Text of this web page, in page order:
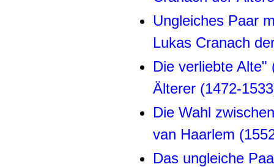
Ungleiches Paar
Lukas Cranach
Die verliebte Alte"
Älterer (1472-
Die Wahl
van Haarlem
Das ungleiche